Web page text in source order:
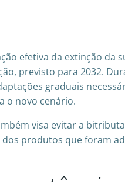
efetiva da extinção da
previsto para 2032.
graduais
o novo cenário.
visa evitar a
produtos que foram